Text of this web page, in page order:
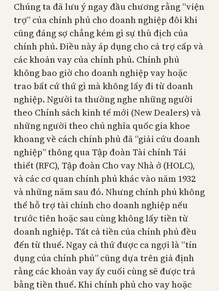
Chúng ta đã lưu ý ngay đầu chương rằng “viện
trợ” của chính phủ cho doanh nghiệp đôi khi
cũng đáng sợ chẳng kém gì sự thù địch của
chính phủ. Điều này áp dụng cho cả trợ cấp và
các khoản vay của chính phủ. Chính phủ
không bao giờ cho doanh nghiệp vay hoặc
trao bất cứ thứ gì mà không lấy đi từ doanh
nghiệp. Người ta thường nghe những người
theo Chính sách kinh tế mới (New Dealers) và
những người theo chủ nghĩa quốc gia khoe
khoang về cách chính phủ đã “giải cứu doanh
nghiệp” thông qua Tập đoàn Tài chính Tái
thiết (RFC), Tập đoàn Cho vay Nhà ở (HOLC),
và các cơ quan chính phủ khác vào năm 1932
và những năm sau đó. Nhưng chính phủ không
thể hỗ trợ tài chính cho doanh nghiệp nếu
trước tiên hoặc sau cùng không lấy tiền từ
doanh nghiệp. Tất cả tiền của chính phủ đều
đến từ thuế. Ngay cả thứ được ca ngợi là “tín
dụng của chính phủ” cũng dựa trên giả định
rằng các khoản vay ấy cuối cùng sẽ được trả
bằng tiền thuế. Khi chính phủ cho vay hoặc